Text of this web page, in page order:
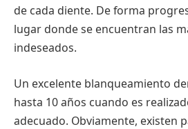
de cada diente. De forma
lugar donde se encuentran las
indeseados.
Un excelente blanqueamiento
hasta 10 años cuando es
adecuado. Obviamente, existen